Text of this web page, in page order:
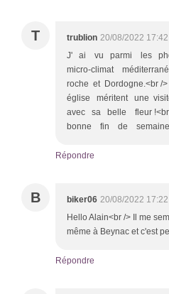
T trublion 20/08/2022 17:42
J' ai vu parmi les
micro-climat
roche et
église méritent une
avec sa belle fleur
bonne fin de
Répondre
B biker06 20/08/2022 17:22
Hello Alain<br /> Il me
même à Beynac et c'est
Répondre